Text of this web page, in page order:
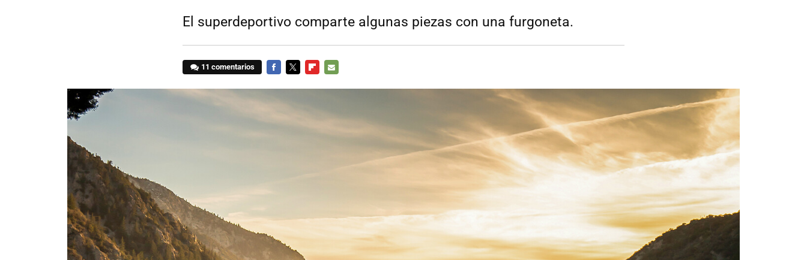
El superdeportivo comparte algunas piezas con una furgoneta.
11 comentarios